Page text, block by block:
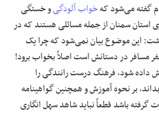
گفته می‌شود کهخواب آلودگیو خستگی
استان سمنان از جمله مسائلی هستند که در
این موضوع بیان نمی‌شود که چرا یک
باید زمانی که جان ۴۶ نفر مسافر در دستانش است اصلاً بخواب برود!
داده شود، فرهنگ درست رانندگی را
بر نحوه آموزش و همچنین گواهینامه
باشد قطعاً نباید شاهد سهل انگاری